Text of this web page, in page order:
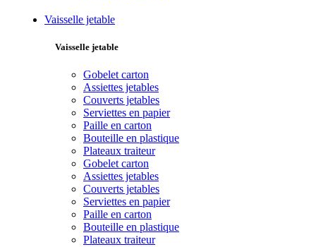
Vaisselle jetable
Vaisselle jetable
Gobelet carton
Assiettes jetables
Couverts jetables
Serviettes en papier
Paille en carton
Bouteille en plastique
Plateaux traiteur
Gobelet carton
Assiettes jetables
Couverts jetables
Serviettes en papier
Paille en carton
Bouteille en plastique
Plateaux traiteur